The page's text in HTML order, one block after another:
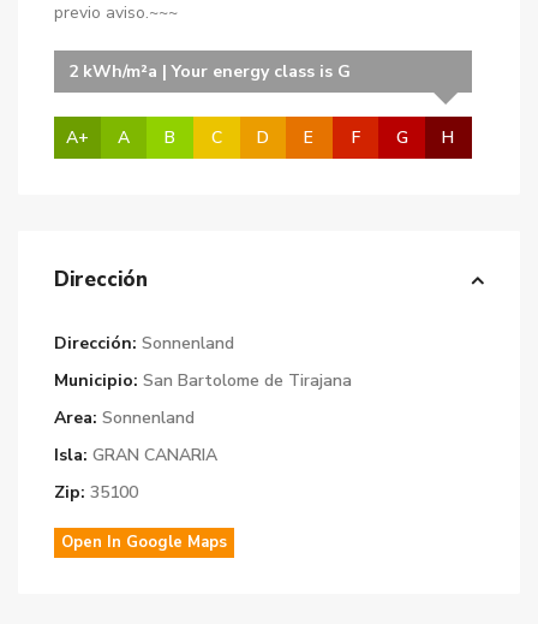
previo aviso.~~~
A+ A B C D E F
2 kWh/m²a | Your energy class is G
G H
Dirección
Dirección: Sonnenland
Municipio: San Bartolome de Tirajana
Area: Sonnenland
Isla: GRAN CANARIA
Zip: 35100
Open In Google Maps